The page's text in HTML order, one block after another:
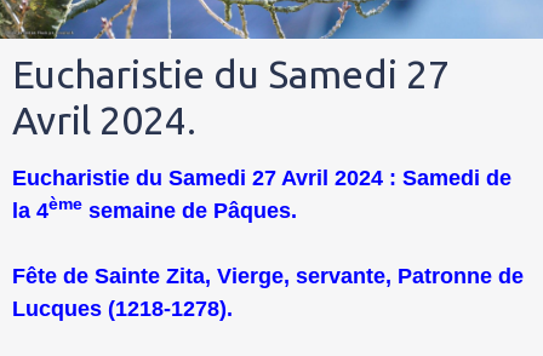
Eucharistie du Samedi 27
Avril 2024.
Eucharistie du Samedi 27 Avril 2024 : Samedi de
la 4ème semaine de Pâques.
Fête de Sainte Zita, Vierge, servante, Patronne de
Lucques (1218-1278).